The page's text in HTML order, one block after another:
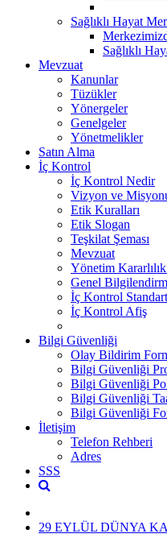
Sağlıklı Hayat
Sağlıklı
Mevzuat
Kanunlar
Tüzükler
Yönergeler
Genelgeler
Yönetmelikler
Satın Alma
İç Kontrol
İç Kontrol Nedir
Vizyon ve
Etik Kuralları
Etik Slogan
Teşkilat Şeması
Mevzuat
Yönetim
Genel
İç Kontrol
İç Kontrol Afiş
Bilgi Güvenliği
Olay Bildirim
Bilgi Güvenliği
Bilgi Güvenliği
Bilgi Güvenliği
Bilgi Güvenliği
İletişim
Telefon Rehberi
Adres
SSS
29 EYLÜL DÜNYA